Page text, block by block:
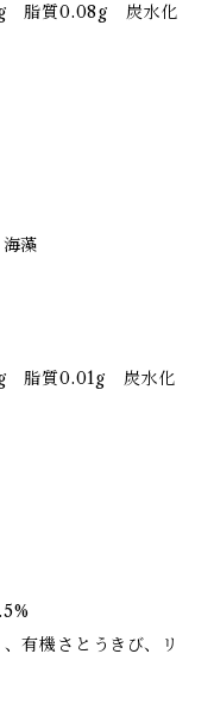
脂質0.08g 炭水化
藻
脂質0.01g 炭水化
有機さとうきび、リ